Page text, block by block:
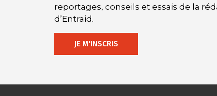
reportages, conseils et essais de la
d’Entraid.
JE M'INSCRIS